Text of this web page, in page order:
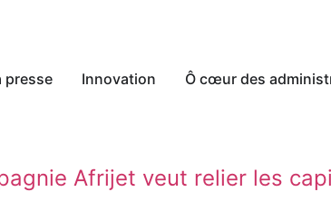
presse Innovation Ô cœur des
Afrijet veut relier les